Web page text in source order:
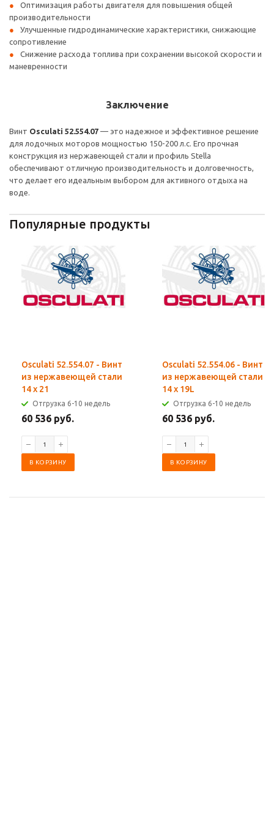
Оптимизация работы двигателя для повышения общей
производительности
Улучшенные гидродинамические характеристики, снижающие
сопротивление
Снижение расхода топлива при сохранении высокой скорости и
маневренности
Заключение
Винт Osculati 52.554.07 — это надежное и эффективное решение
для лодочных моторов мощностью 150-200 л.с. Его прочная
конструкция из нержавеющей стали и профиль Stella
обеспечивают отличную производительность и долговечность,
что делает его идеальным выбором для активного отдыха на
воде.
Популярные продукты
Osculati 52.554.07 - Винт
из нержавеющей стали
14 x 21
Отгрузка 6-10 недель
60 536 руб.
В КОРЗИНУ
Osculati 52.554.06 - Винт
из нержавеющей стали
14 x 19L
Отгрузка 6-10 недель
60 536 руб.
В КОРЗИНУ